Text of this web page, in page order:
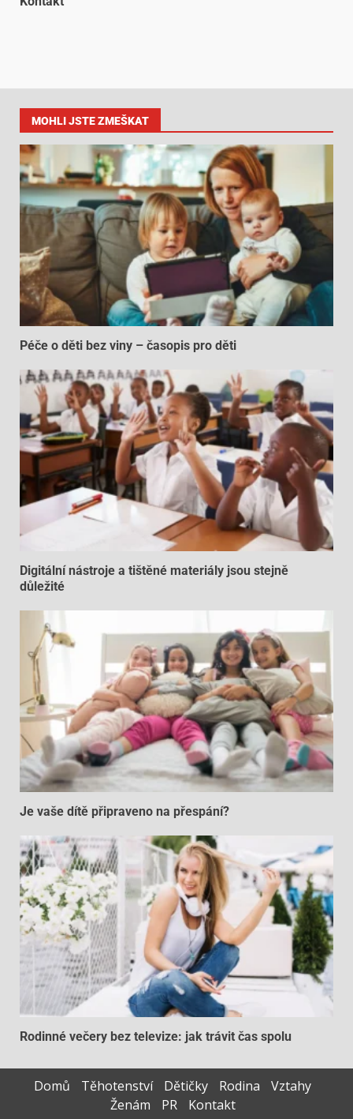
MOHLI JSTE ZMEŠKAT
Péče o děti bez viny – časopis pro děti
Digitální nástroje a tištěné materiály jsou stejně
důležité
Je vaše dítě připraveno na přespání?
Rodinné večery bez televize: jak trávit čas spolu
Domů Těhotenství Dětičky Rodina
Vztahy
Ženám
PR Kontakt